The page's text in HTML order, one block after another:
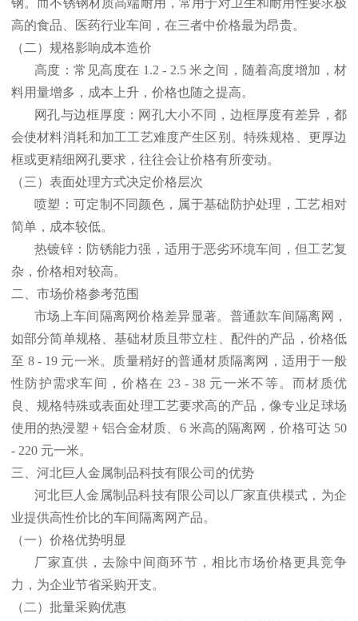
高的食品、医药行业车间，在三者中价格最为昂贵。
（二）规格影响成本造价
高度：常见高度在 1.2 - 2.5米之间，随着高度增加，材
料用量增多，成本上升，价格也随之提高。
网孔与边框厚度：网孔大小不同，边框厚度有差异，都
会使材料消耗和加工工艺难度产生区别。特殊规格、更厚边
框或更精细网孔要求，往往会让价格有所变动。
（三）表面处理方式决定价格层次
喷塑：可定制不同颜色，属于基础防护处理，工艺相对
简单，成本较低。
热镀锌：防锈能力强，适用于恶劣环境车间，但工艺复
杂，价格相对较高。
二、市场价格参考范围
市场上车间隔离网价格差异显著。普通款车间隔离网，
如部分简单规格、基础材质且带立柱、配件的产品，价格低
至 8 - 19 元一米。质量稍好的普通材质隔离网，适用于一般
性防护需求车间，价格在 23 - 38 元一米不等。而材质优
良、规格特殊或表面处理工艺要求高的产品，像专业足球场
使用的热浸塑 + 铝合金材质、 6 米高的隔离网，价格可达 50
- 220 元一米。
三、河北巨人金属制品科技有限公司的优势
河北巨人金属制品科技有限公司以厂家直供模式，为企
业提供高性价比的车间隔离网产品。
（一）价格优势明显
厂家直供，去除中间商环节，相比市场价格更具竞争
力，为企业节省采购开支。
（二）批量采购优惠